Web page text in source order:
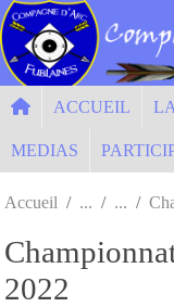
ACCUEIL
MEDIAS
Accueil
2022
Panneau de gestion des